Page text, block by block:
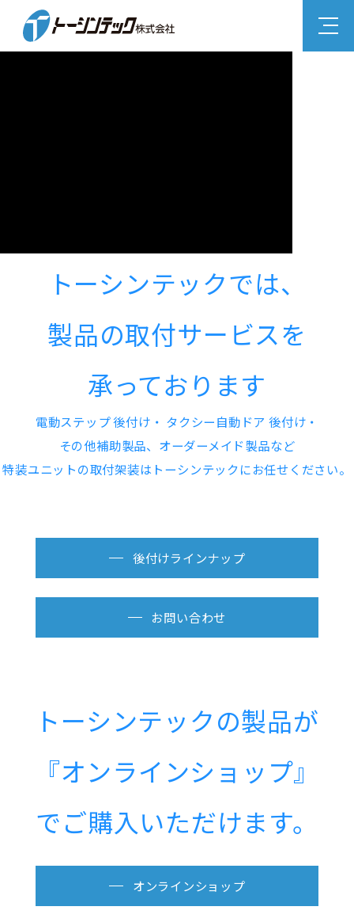
トーシンテックでは、
製品の取付サービスを
承っております
電動ステップ 後付け・ タクシー自動ドア 後付け・
その他補助製品、オーダーメイド製品など
特装ユニットの取付架装はトーシンテックにお任せください。
後付けラインナップ
お問い合わせ
トーシンテックの製品が
『オンラインショップ』
でご購入いただけます。
オンラインショップ